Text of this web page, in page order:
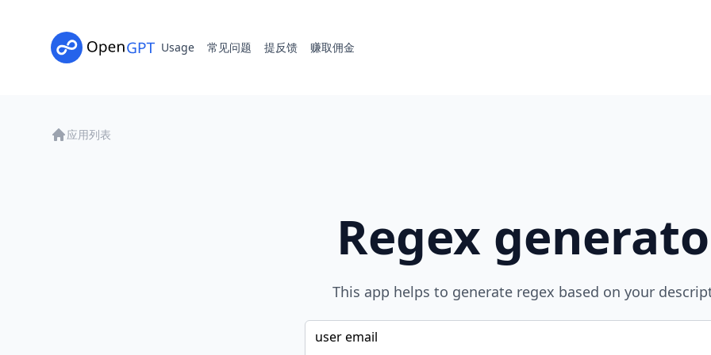
Usage 常见问题 提反馈 赚取佣金
应用列表
Regex
This app helps to generate regex based on your